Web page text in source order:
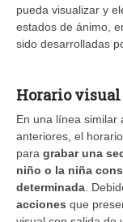
pueda visualizar y
estados de ánimo,
sido desarrolladas
Horario visual
En una línea similar
anteriores, el
para grabar una
niño o la niña
determinada .
acciones que